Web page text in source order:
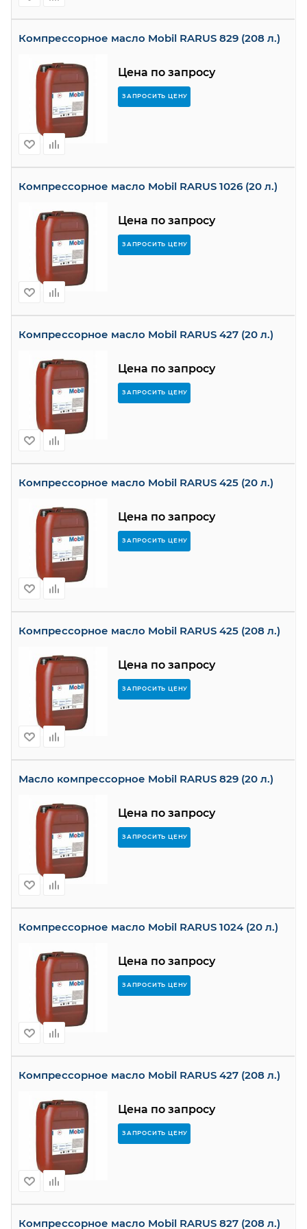
Компрессорное масло Mobil RARUS 829 (208 л.)
Цена по запросу
ЗАПРОСИТЬ ЦЕНУ
Компрессорное масло Mobil RARUS 1026 (20 л.)
Цена по запросу
ЗАПРОСИТЬ ЦЕНУ
Компрессорное масло Mobil RARUS 427 (20 л.)
Цена по запросу
ЗАПРОСИТЬ ЦЕНУ
Компрессорное масло Mobil RARUS 425 (20 л.)
Цена по запросу
ЗАПРОСИТЬ ЦЕНУ
Компрессорное масло Mobil RARUS 425 (208 л.)
Цена по запросу
ЗАПРОСИТЬ ЦЕНУ
Масло компрессорное Mobil RARUS 829 (20 л.)
Цена по запросу
ЗАПРОСИТЬ ЦЕНУ
Компрессорное масло Mobil RARUS 1024 (20 л.)
Цена по запросу
ЗАПРОСИТЬ ЦЕНУ
Компрессорное масло Mobil RARUS 427 (208 л.)
Цена по запросу
ЗАПРОСИТЬ ЦЕНУ
Компрессорное масло Mobil RARUS 827 (208 л.)